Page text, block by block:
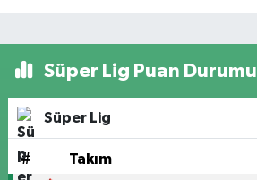
Süper Lig Puan Durumu
Süper Lig
# Takım